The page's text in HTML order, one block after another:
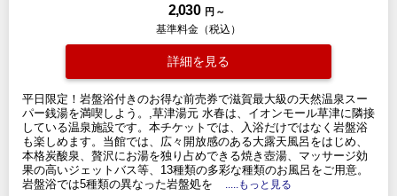
2,030 円 ～
基準料金（税込）
詳細を見る
平日限定！岩盤浴付きのお得な前売券で滋賀最大級の天然温泉スー
パー銭湯を満喫しよう。,草津湯元 水春は、イオンモール草津に隣接
している温泉施設です。本チケットでは、入浴だけではなく岩盤浴
も楽しめます。当館では、広々開放感のある大露天風呂をはじめ、
本格炭酸泉、贅沢にお湯を独り占めできる焼き壺湯、マッサージ効
果の高いジェットバス等、13種類の多彩な種類のお風呂をご用意。
岩盤浴では5種類の異なった岩盤処を
.....もっと見る